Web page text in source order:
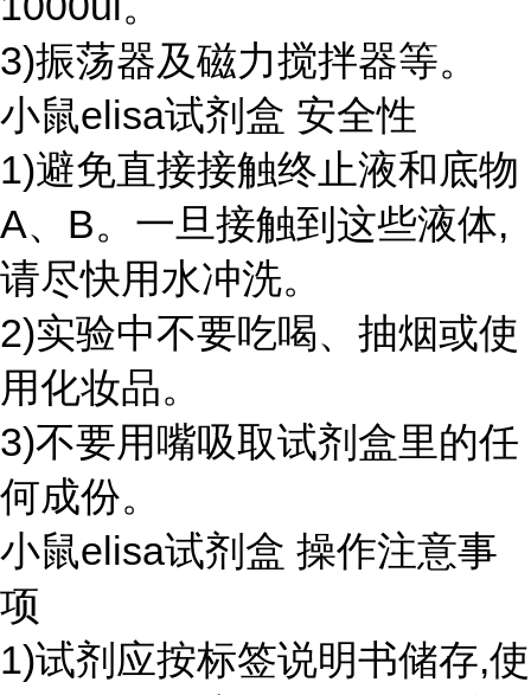
3)振荡器及磁力搅拌器等。
小鼠elisa试剂盒 安全性
1)避免直接接触终止液和底物
A、B。一旦接触到这些液体,
请尽快用水冲洗。
2)实验中不要吃喝、抽烟或使
用化妆品。
3)不要用嘴吸取试剂盒里的任
何成份。
小鼠elisa试剂盒 操作注意事
项
1)试剂应按标签说明书储存,使